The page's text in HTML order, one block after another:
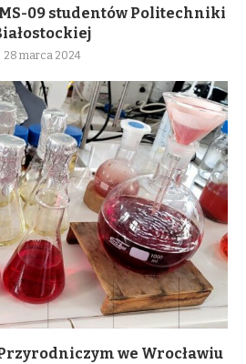
09 studentów Politechniki
28 marca 2024
we Wrocławiu